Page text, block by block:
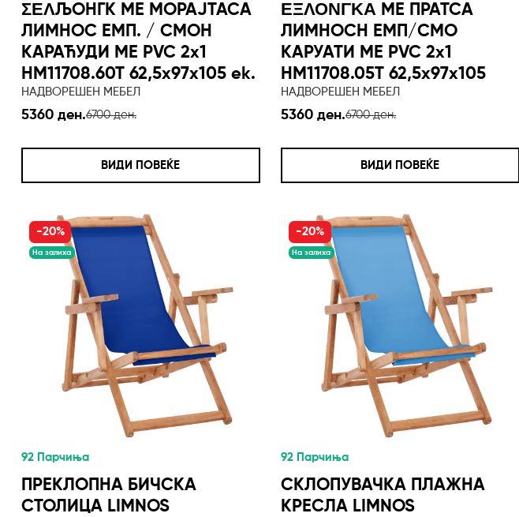
ΣΕΛЉОНГК ME МОРАЈТАСА
ЛИМНОС ЕМП. / СМОН
КАРАЋУДИ МЕ PVC 2x1
HM11708.60T 62,5x97x105 ek.
НАДВОРЕШЕН МЕБЕЛ
5360 ден.6700 ден.
ВИДИ ПОВЕЌЕ
ΕΞΛΟΝΓΚΑ МЕ ПРАТСА
ЛИМНОСН ЕМП/СМО
КАРУАТИ МЕ PVC 2x1
HM11708.05T 62,5x97x105
НАДВОРЕШЕН МЕБЕЛ
5360 ден.6700 ден.
ВИДИ ПОВЕЌЕ
-20%
На залиха
92 Парчиња
ПРЕКЛОПНА БИЧСКА
СТОЛИЦА LIMNOS
-20%
На залиха
92 Парчиња
СКЛОПУВАЧКА ПЛАЖНА
КРЕСЛА LIMNOS